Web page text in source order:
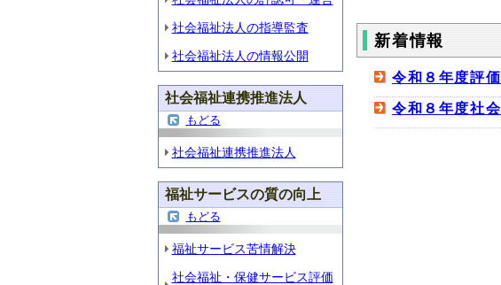
社会福祉法人の指導監査
社会福祉法人の情報公開
社会福祉連携推進法人
もどる
社会福祉連携推進法人
福祉サービスの質の向上
もどる
福祉サービス苦情解決
社会福祉・保健サービス評価
新着情報
令和８年度評
令和８年度社